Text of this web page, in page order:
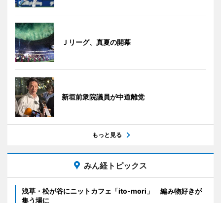
Ｊリーグ、真夏の開幕
新垣前衆院議員が中道離党
もっと見る
みん経トピックス
浅草・松が谷にニットカフェ「ito-mori」 編み物好きが
集う場に